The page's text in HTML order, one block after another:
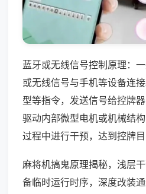
蓝牙或无线信号控制原理：
或无线信号与手机等设备连
型等指令，发送信号给控牌
驱动内部微型电机或机械结
过程中进行干预，达到控牌目
麻将机搞鬼原理揭秘，浅层
备临时运行时序，深度改装